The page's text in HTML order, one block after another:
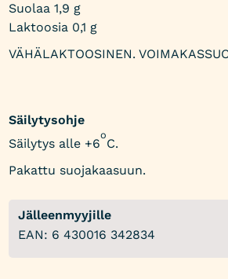
Suolaa 1,9 g
Laktoosia 0,1 g
VÄHÄLAKTOOSINEN.
Säilytysohje
Säilytys alle +6
o
C.
Pakattu suojakaasuun.
Jälleenmyyjille
EAN: 6 430016 342834